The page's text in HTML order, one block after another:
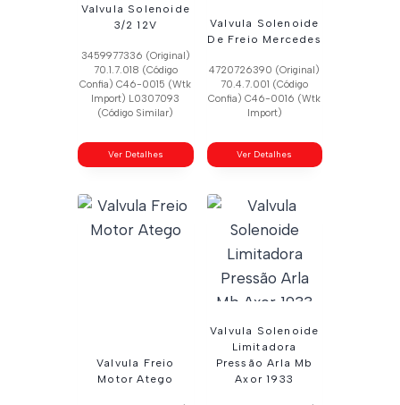
Valvula Solenoide
3/2 12V
3459977336 (Original)
70.1.7.018 (Código
Confia) C46-0015 (Wtk
Import) L0307093
(Código Similar)
Ver Detalhes
Valvula Solenoide
De Freio Mercedes
4720726390 (Original)
70.4.7.001 (Código
Confia) C46-0016 (Wtk
Import)
Ver Detalhes
Valvula Freio
Motor Atego
Valvula Solenoide
Limitadora
Pressão Arla Mb
Axor 1933